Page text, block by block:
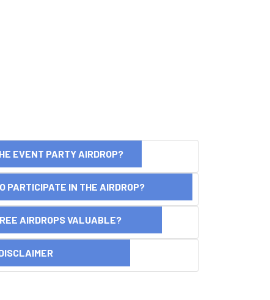
EVENT PARTY AIRDROP?
PARTICIPATE IN THE AIRDROP?
AIRDROPS VALUABLE?